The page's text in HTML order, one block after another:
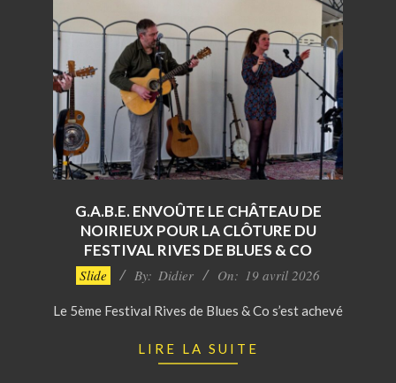
G.A.B.E. ENVOÛTE LE CHÂTEAU DE
NOIRIEUX POUR LA CLÔTURE DU
FESTIVAL RIVES DE BLUES & CO
2026-
19
Slide By: Didier On: 19 avril 2026
Le 5ème Festival Rives de Blues & Co s’est achevé
LIRE LA SUITE